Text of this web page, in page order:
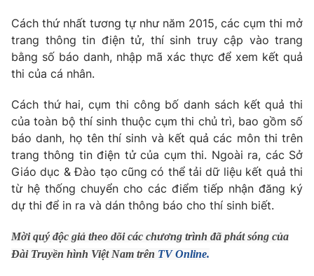
Liên hệ tòa soạn English
Theo dõi báo trên
Cơ quan chủ quản: Đài Truyền hình Việt Nam
Giấy phép hoạt động báo in và báo điện tử số 483/GP-BTTTT
cấp ngày 29/12/2023
Cách thứ nhất tương tự như năm 2015, các cụm thi mở
trang thông tin điện tử, thí sinh truy cập vào trang
bằng số báo danh, nhập mã xác thực để xem kết quả
thi của cá nhân.
Cách thứ hai, cụm thi công bố danh sách kết quả thi
của toàn bộ thí sinh thuộc cụm thi chủ trì, bao gồm số
báo danh, họ tên thí sinh và kết quả các môn thi trên
trang thông tin điện tử của cụm thi. Ngoài ra, các Sở
Giáo dục & Đào tạo cũng có thể tải dữ liệu kết quả thi
từ hệ thống chuyển cho các điểm tiếp nhận đăng ký
dự thi để in ra và dán thông báo cho thí sinh biết.
Mời quý độc giả theo dõi các chương trình đã phát sóng của
Đài Truyền hình Việt Nam trên TV Online.